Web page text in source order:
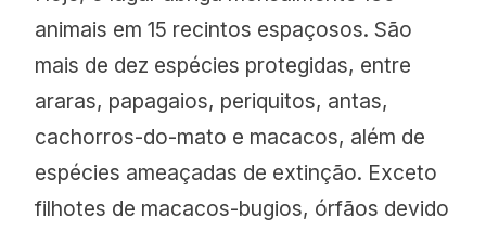
animais em 15 recintos espaçosos. São
mais de dez espécies protegidas, entre
araras, papagaios, periquitos, antas,
cachorros-do-mato e macacos, além de
espécies ameaçadas de extinção. Exceto
filhotes de macacos-bugios, órfãos devido